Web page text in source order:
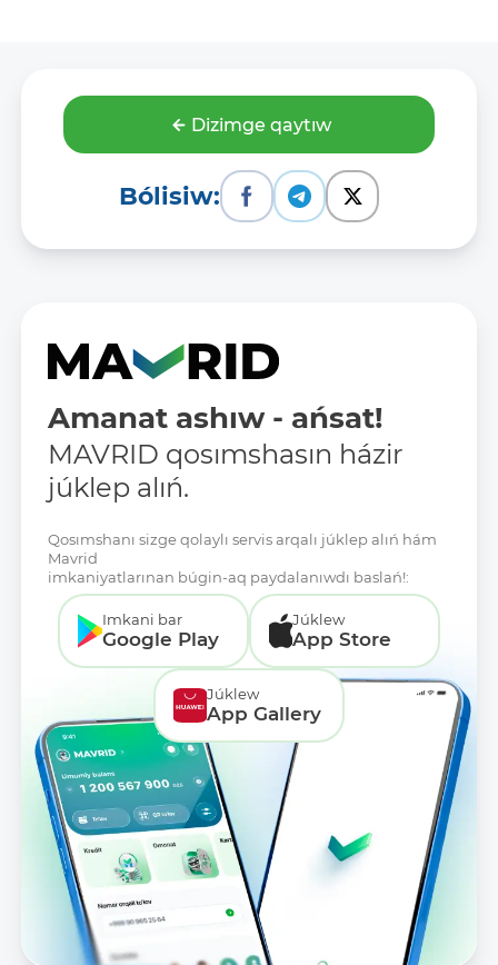
Dizimge qaytıw
Bólisiw:
Amanat ashıw - ańsat!
MAVRID qosımshasın házir
júklep alıń.
Qosımshanı sizge qolaylı servis arqalı júklep alıń hám
Mavrid
imkaniyatlarınan búgin-aq paydalanıwdı baslań!:
Imkani bar
Google Play
Júklew
App Store
Júklew
App Gallery